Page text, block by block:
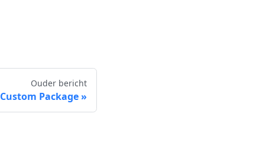
Ouder bericht
Custom Package